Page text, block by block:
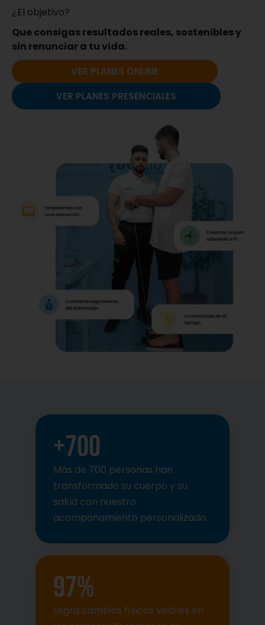
¿El objetivo?
Que consigas resultados reales, sostenibles y
sin renunciar a tu vida.
VER PLANES ONLINE
VER PLANES PRESENCIALES
Más de 700 personas han
transformado su cuerpo y su
salud con nuestro
acompañamiento personalizado.
+700
Logra cambios físicos visibles en
97%